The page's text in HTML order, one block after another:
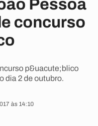
Pessoa
concurso
p&uacute;blico
dia 2 de outubro.
às 14:10